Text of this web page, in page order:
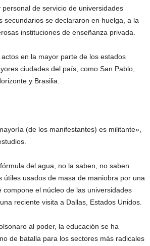
de servicio de universidades
secundarios se declararon en huelga, a la
instituciones de enseñanza privada.
en la mayor parte de los estados
ciudades del país, como San Pablo,
y Brasilia.
(de los manifestantes) es militante»,
del agua, no la saben, no saben
útiles usados de masa de maniobra por una
compone el núcleo de las universidades
reciente visita a Dallas, Estados Unidos.
al poder, la educación se ha
de batalla para los sectores más radicales